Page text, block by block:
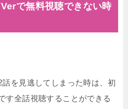
で無料視聴できない時
話を見逃してしまった時は、初
す全話視聴することができる